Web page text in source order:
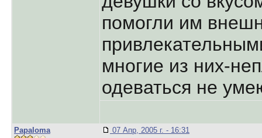
помогли им
многие из них-
одеваться не
Papaloma 07 Апр, 2005 г. - 16:31